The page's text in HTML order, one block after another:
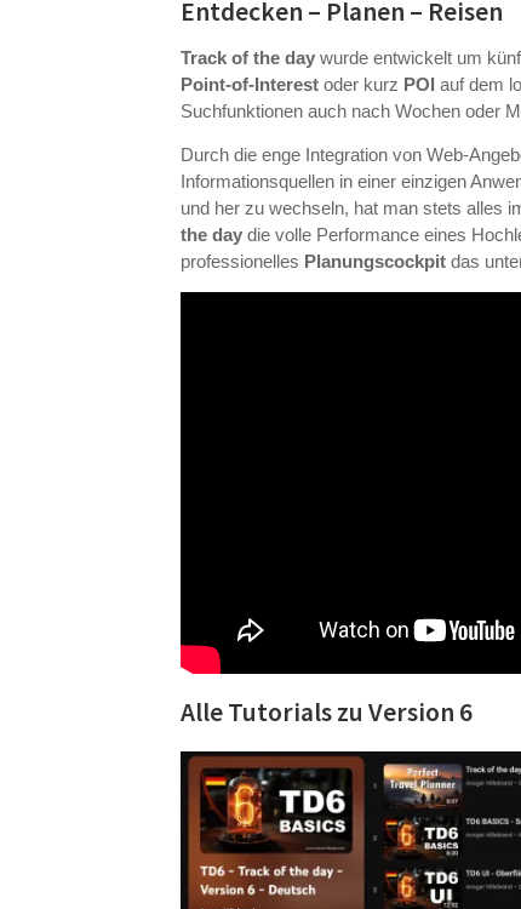
Entdecken – Planen – Reisen
Track of the day wurde entwickelt um
Point-of-Interest oder kurz POI auf dem
Suchfunktionen auch nach Wochen oder
Durch die enge Integration von Web-
Informationsquellen in einer einzigen
und her zu wechseln, hat man stets alles
the day die volle Performance eines
professionelles Planungscockpit das
Alle Tutorials zu Version 6